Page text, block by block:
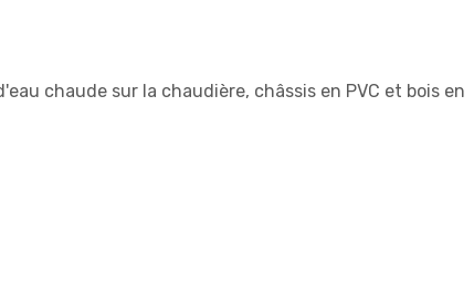
chaude sur la chaudière, châssis en PVC et bois en